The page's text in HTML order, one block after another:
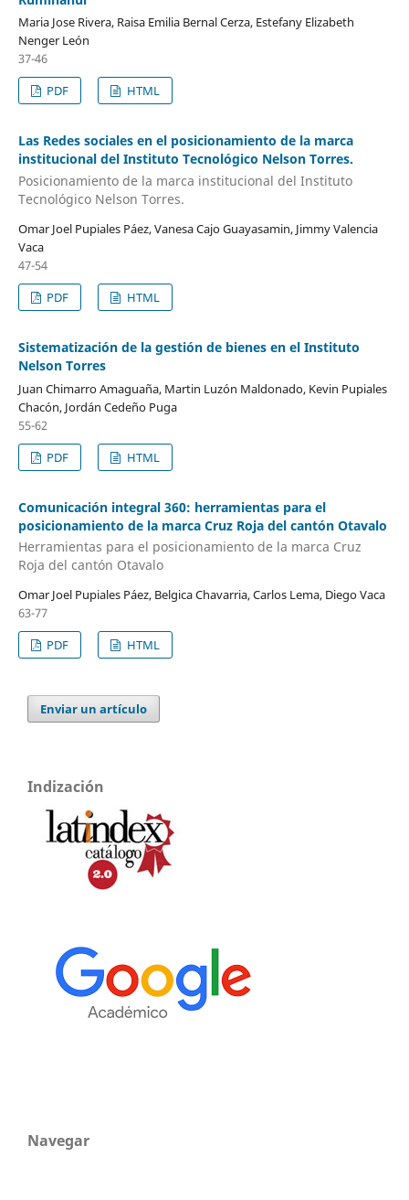
Maria Jose Rivera, Raisa Emilia Bernal Cerza, Estefany Elizabeth
Nenger León
37-46
PDF
HTML
Las Redes sociales en el posicionamiento de la marca
institucional del Instituto Tecnológico Nelson Torres.
Posicionamiento de la marca institucional del Instituto
Tecnológico Nelson Torres.
Omar Joel Pupiales Páez, Vanesa Cajo Guayasamin, Jimmy Valencia
Vaca
47-54
PDF
HTML
Sistematización de la gestión de bienes en el Instituto
Nelson Torres
Juan Chimarro Amaguaña, Martin Luzón Maldonado, Kevin Pupiales
Chacón, Jordán Cedeño Puga
55-62
PDF
HTML
Comunicación integral 360: herramientas para el
posicionamiento de la marca Cruz Roja del cantón Otavalo
Herramientas para el posicionamiento de la marca Cruz
Roja del cantón Otavalo
Omar Joel Pupiales Páez, Belgica Chavarria, Carlos Lema, Diego Vaca
63-77
PDF
HTML
Enviar un artículo
Indización
Navegar